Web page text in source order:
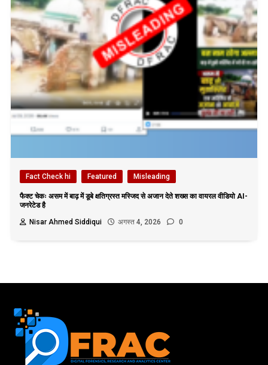
Fact Check hi Featured Misleading
फैक्ट चेकः असम में बाढ़ में डूबे क्षतिग्रस्त मस्जिद से अजान देते शख्स का वायरल वीडियो AI-
जनरेटेड है
Nisar Ahmed Siddiqui
अगस्त 4, 2026 0